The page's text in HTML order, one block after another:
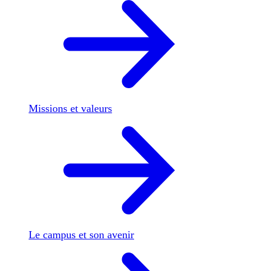
Missions et valeurs
Le campus et son avenir